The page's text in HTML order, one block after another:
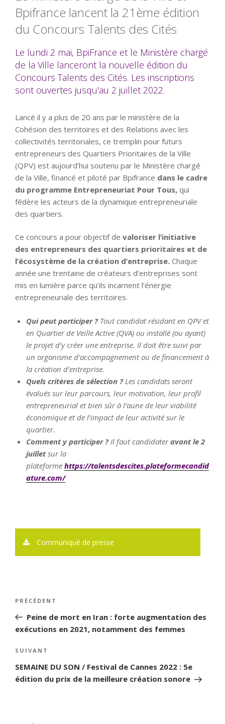
Bpifrance lancent la 21ème édition
du Concours Talents des Cités
Le lundi 2 mai, BpiFrance et le Ministère chargé
de la Ville lanceront la nouvelle édition du
Concours Talents des Cités. Les inscriptions
sont ouvertes jusqu'au 2 juillet 2022.
Lancé il y a plus de 20 ans par le ministère de la
Cohésion des territoires et des Relations avec les
collectivités territoriales, ce tremplin pour futurs
entrepreneurs des Quartiers Prioritaires de la Ville
(QPV) est aujourd’hui soutenu par le Ministère chargé
de la Ville, financé et piloté par Bpifrance dans le cadre
du programme Entrepreneuriat Pour Tous, qui
fédère les acteurs de la dynamique entrepreneuriale
des quartiers.
Ce concours a pour objectif de valoriser l’initiative
des entrepreneurs des quartiers prioritaires et de
l’écosystème de la création d’entreprise. Chaque
année une trentaine de créateurs d’entreprises sont
mis en lumière parce qu’ils incarnent l’énergie
entrepreneuriale des territoires.
Qui peut participer ? Tout candidat résidant en QPV et
en Quartier de Veille Active (QVA) ou installé (ou ayant)
le projet d’y créer une entreprise. Il doit être suivi par
un organisme d’accompagnement ou de financement à
la création d’entreprise.
Quels critères de sélection ? Les candidats seront
évalués sur leur parcours, leur motivation, leur profil
entrepreneurial et bien sûr à l’aune de leur viabilité
économique et de l’impact de leur activité sur le
quartier.
Comment y participer ? Il faut candidateravant le 2
juilletsur la
plateforme https://talentsdescites.plateformecandid
ature.com/
Communiqué de presse
Navigation
l’article
Article
précédent
PRÉCÉDENT
Peine de mort en Iran : forte augmentation des
exécutions en 2021, notamment des femmes
Article
suivant
SUIVANT
SEMAINE DU SON / Festival de Cannes 2022 : 5e
édition du prix de la meilleure création sonore